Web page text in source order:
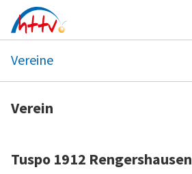
Inhalt
springen
Vereine
Verein
Tuspo 1912 Rengershausen